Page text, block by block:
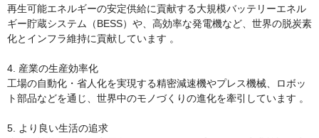
再生可能エネルギーの安定供給に貢献する大規模バッテリーエネル
ギー貯蔵システム（BESS）や、高効率な発電機など、世界の脱炭素
化とインフラ維持に貢献しています 。
4. 産業の生産効率化
工場の自動化・省人化を実現する精密減速機やプレス機械、ロボッ
ト部品などを通じ、世界中のモノづくりの進化を牽引しています 。
5. より良い生活の追求